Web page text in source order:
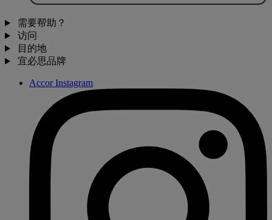
需要帮助？
访问
目的地
宜必思品牌
Accor Instagram